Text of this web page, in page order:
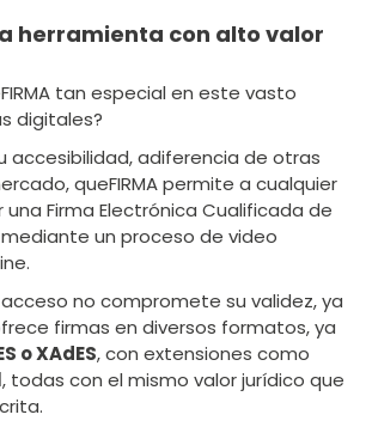
herramienta con alto valor
tan especial en este vasto
digitales?
accesibilidad, adiferencia de otras
queFIRMA permite a cualquier
Firma Electrónica Cualificada de
un proceso de video
no compromete su validez, ya
firmas en diversos formatos, ya
o XAdES, con extensiones como
, todas con el mismo valor jurídico que